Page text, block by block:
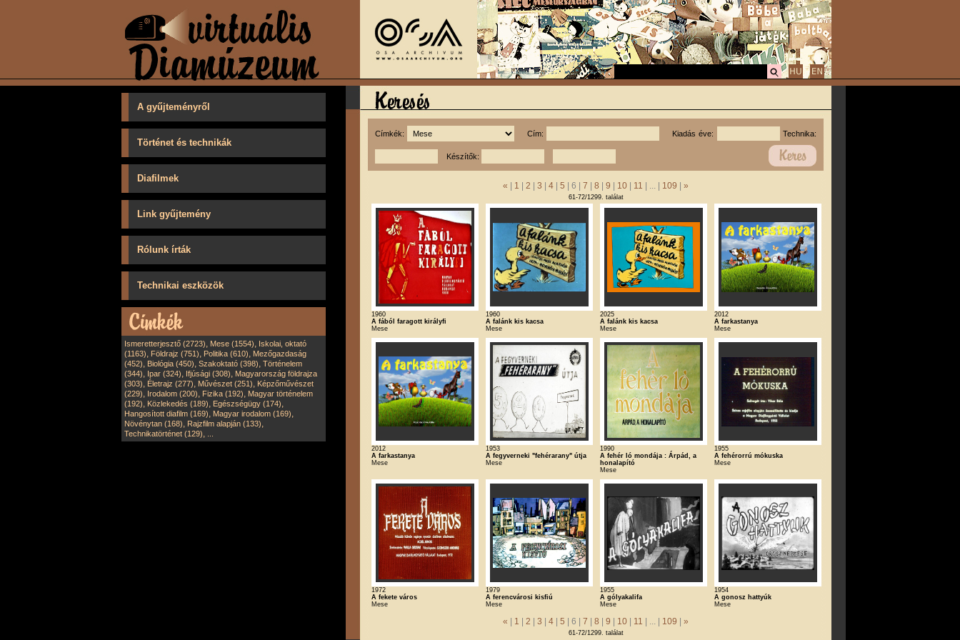
A gyűjteményről
Történet és technikák
Diafilmek
Link gyűjtemény
Rólunk írták
Technikai eszközök
Ismeretterjesztő (2723), Mese (1554), Iskolai, oktató
(1163), Földrajz (751), Politika (610), Mezőgazdaság
(452), Biológia (450), Szakoktató (398), Történelem
(344), Ipar (324), Ifjúsági (308), Magyarország földrajza
(303), Életrajz (277), Művészet (251), Képzőművészet
(229), Irodalom (200), Fizika (192), Magyar történelem
(192), Közlekedés (189), Egészségügy (174),
Hangosított diafilm (169), Magyar irodalom (169),
Növénytan (168), Rajzfilm alapján (133),
Technikatörténet (129),
Címkék: Cím: Kiadás éve: Technika:
Készítők:
« | 1 | 2 | 3 | 4 | 5 | 6 | 7 | 8 | 9 | 10 | 11 | ... | 109 | »
61-72/1299. találat
1960
A fából faragott királyfi
Mese
1960
A falánk kis kacsa
Mese
2025
A falánk kis kacsa
Mese
2012
A farkastanya
Mese
2012
A farkastanya
Mese
1953
A fegyverneki "fehérarany" útja
Mese
1990
A fehér ló mondája : Árpád, a
honalapító
Mese
1955
A fehérorrú mókuska
Mese
1972
A fekete város
Mese
1979
A ferencvárosi kisfiú
Mese
1955
A gólyakalifa
Mese
1954
A gonosz hattyúk
Mese
« | 1 | 2 | 3 | 4 | 5 | 6 | 7 | 8 | 9 | 10 | 11 | ... | 109 | »
61-72/1299. találat